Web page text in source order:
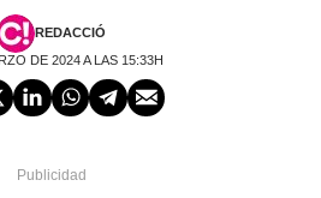
REDACCIÓ
DE 2024 A LAS 15:33H